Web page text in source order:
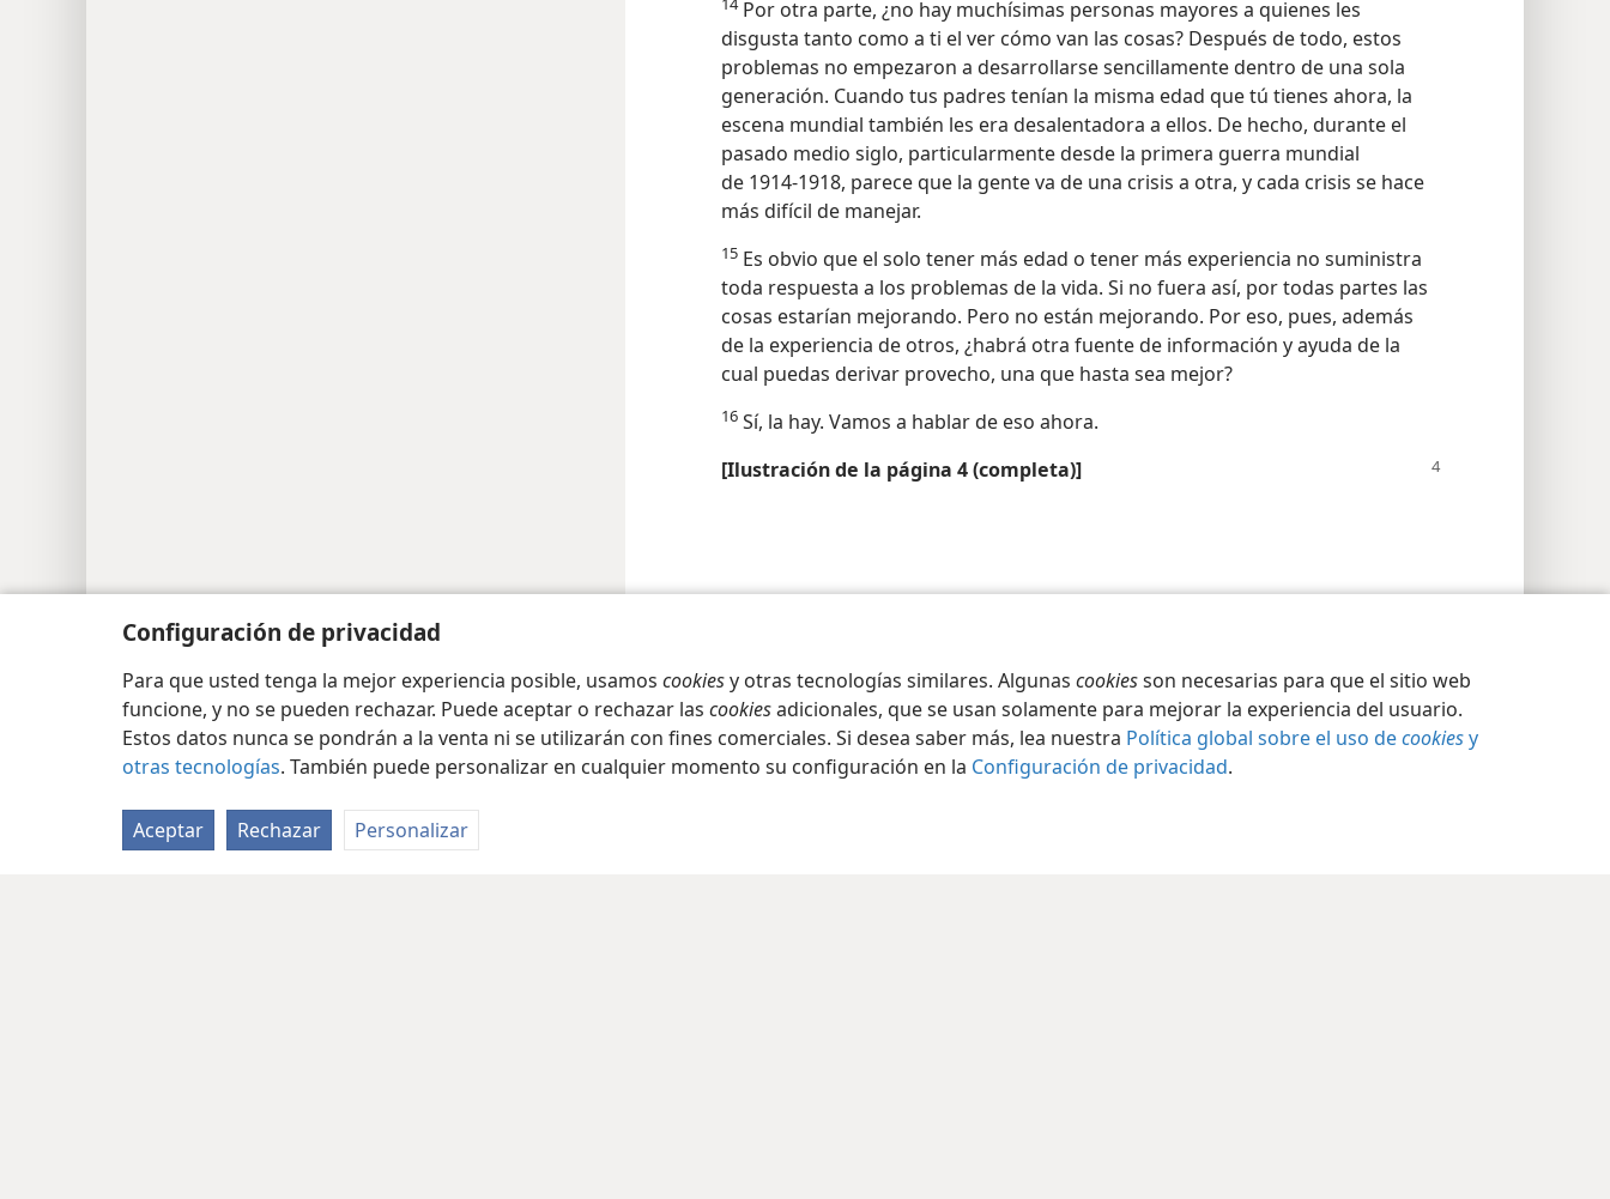
Configuración de privacidad
Para que usted tenga la mejor experiencia posible, usamos cookiesy otras tecnologías similares. Algunas cookiesson necesarias para que el sitio web
funcione, y no se pueden rechazar. Puede aceptar o rechazar las cookiesadicionales, que se usan solamente para mejorar la experiencia del usuario.
Estos datos nunca se pondrán a la venta ni se utilizarán con fines comerciales. Si desea saber más, lea nuestra Política global sobre el uso decookiesy
otras tecnologías. También puede personalizar en cualquier momento su configuración en la Configuración de privacidad.
Aceptar Rechazar Personalizar
Por otra parte, ¿no hay muchísimas personas mayores a quienes les
disgusta tanto como a ti el ver cómo van las cosas? Después de todo, estos
problemas no empezaron a desarrollarse sencillamente dentro de una sola
generación. Cuando tus padres tenían la misma edad que tú tienes ahora, la
escena mundial también les era desalentadora a ellos. De hecho, durante el
pasado medio siglo, particularmente desde la primera guerra mundial
de 1914-1918, parece que la gente va de una crisis a otra, y cada crisis se hace
más difícil de manejar.
15 Es obvio que el solo tener más edad o tener más experiencia no suministra
toda respuesta a los problemas de la vida. Si no fuera así, por todas partes las
cosas estarían mejorando. Pero no están mejorando. Por eso, pues, además
de la experiencia de otros, ¿habrá otra fuente de información y ayuda de la
cual puedas derivar provecho, una que hasta sea mejor?
16 Sí, la hay. Vamos a hablar de eso ahora.
[Ilustración de la página 4 (completa)]